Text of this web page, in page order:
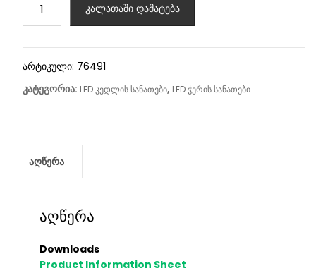
კალათაში დამატება
არტიკული: 76491
კატეგორია: LED კედლის სანათები, LED ჭერის სანათები
აღწერა
აღწერა
Downloads
Product Information Sheet